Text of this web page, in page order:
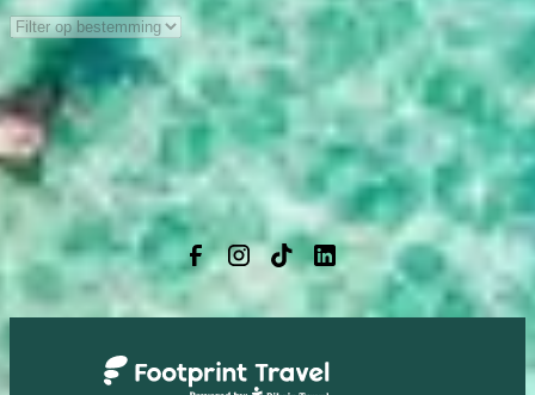
Sorteer:
Er zijn momenteel geen blogs beschikbaar.